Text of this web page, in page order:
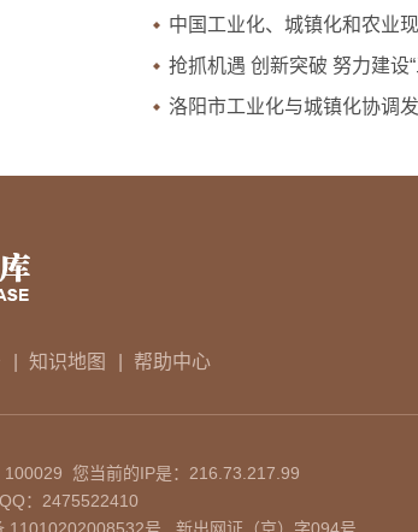
中国工业化、城镇化和农业
抢抓机遇 创新突破 努力建设
洛阳市工业化与城镇化协调
知识地图 帮助中心
您当前的IP是： 216.73.217.99
：2475522410
11010202008532号 新出网证（京）字094号